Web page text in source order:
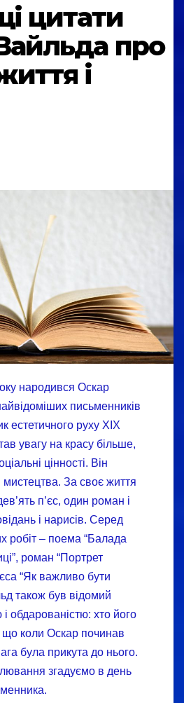
цитати
про
і
народився Оскар
письменників
естетичного руху XIX
увагу на красу більше,
цінності. Він
За своє життя
п’єс, один роман і
і нарисів. Серед
робіт – поема “Балада
роман “Портрет
“Як важливо бути
також був відомий
обдарованістю: хто його
що коли Оскар починав
була прикута до нього.
згадуємо в день